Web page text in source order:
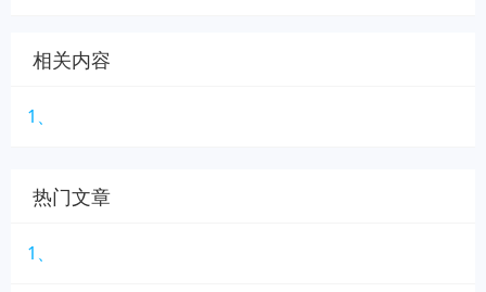
相关内容
1、
热门文章
1、